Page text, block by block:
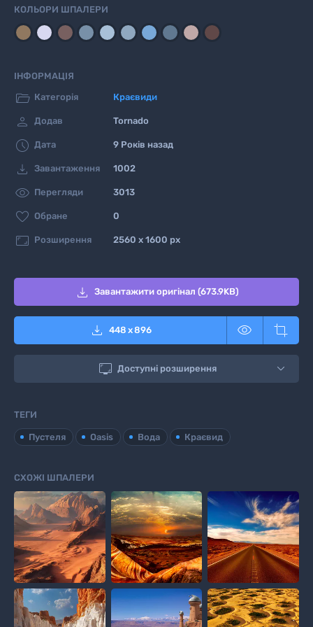
КОЛЬОРИ ШПАЛЕРИ
ІНФОРМАЦІЯ
 Категорія Краєвиди
 Додав Tornado
 Дата 9 Років назад
 Завантаження 1002
 Перегляди 3013
 Обране 0
 Розширення 2560 x 1600 px
 Завантажити оригінал (673.9KB)
 448 x896  
 Доступні розширення
ТЕГИ
Пустеля Oasis Вода Краєвид
СХОЖІ ШПАЛЕРИ